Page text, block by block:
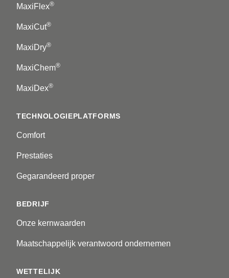
MaxiFlex®
MaxiCut®
MaxiDry®
MaxiChem®
MaxiDex®
TECHNOLOGIEPLATFORMS
Comfort
Prestaties
Gegarandeerd proper
BEDRIJF
Onze kernwaarden
Maatschappelijk verantwoord ondernemen
WETTELIJK